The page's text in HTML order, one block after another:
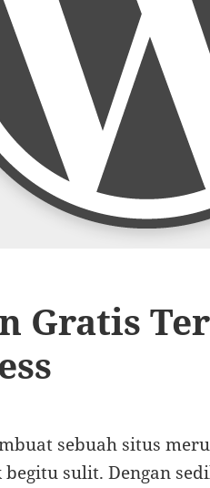
Gratis
sebuah situs
sulit. Dengan